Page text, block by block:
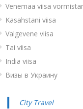
Venemaa viisa
Kasahstani viisa
Valgevene viisa
Tai viisa
India viisa
Визы в Украину
City Travel